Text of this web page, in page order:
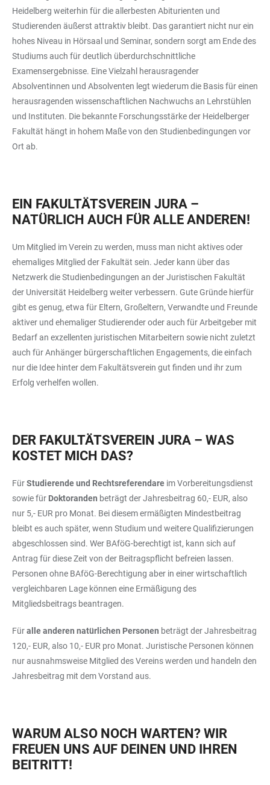
Heidelberg weiterhin für die allerbesten Abiturienten und
Studierenden äußerst attraktiv bleibt. Das garantiert nicht nur ein
hohes Niveau in Hörsaal und Seminar, sondern sorgt am Ende des
Studiums auch für deutlich überdurchschnittliche
Examensergebnisse. Eine Vielzahl herausragender
Absolventinnen und Absolventen legt wiederum die Basis für einen
herausragenden wissenschaftlichen Nachwuchs an Lehrstühlen
und Instituten. Die bekannte Forschungsstärke der Heidelberger
Fakultät hängt in hohem Maße von den Studienbedingungen vor
Ort ab.
EIN FAKULTÄTSVEREIN JURA –
NATÜRLICH AUCH FÜR ALLE ANDEREN!
Um Mitglied im Verein zu werden, muss man nicht aktives oder
ehemaliges Mitglied der Fakultät sein. Jeder kann über das
Netzwerk die Studienbedingungen an der Juristischen Fakultät
der Universität Heidelberg weiter verbessern. Gute Gründe hierfür
gibt es genug, etwa für Eltern, Großeltern, Verwandte und Freunde
aktiver und ehemaliger Studierender oder auch für Arbeitgeber mit
Bedarf an exzellenten juristischen Mitarbeitern sowie nicht zuletzt
auch für Anhänger bürgerschaftlichen Engagements, die einfach
nur die Idee hinter dem Fakultätsverein gut finden und ihr zum
Erfolg verhelfen wollen.
DER FAKULTÄTSVEREIN JURA – WAS
KOSTET MICH DAS?
FürStudierende und Rechtsreferendare im Vorbereitungsdienst
sowie für Doktoranden beträgt der Jahresbeitrag 60,- EUR, also
nur 5,- EUR pro Monat. Bei diesem ermäßigten Mindestbeitrag
bleibt es auch später, wenn Studium und weitere Qualifizierungen
abgeschlossen sind. Wer BAföG-berechtigt ist, kann sich auf
Antrag für diese Zeit von der Beitragspflicht befreien lassen.
Personen ohne BAföG-Berechtigung aber in einer wirtschaftlich
vergleichbaren Lage können eine Ermäßigung des
Mitgliedsbeitrags beantragen.
Füralle anderen natürlichen Personen beträgt der Jahresbeitrag
120,- EUR, also 10,- EUR pro Monat. Juristische Personen können
nur ausnahmsweise Mitglied des Vereins werden und handeln den
Jahresbeitrag mit dem Vorstand aus.
WARUM ALSO NOCH WARTEN? WIR
FREUEN UNS AUF DEINEN UND IHREN
BEITRITT!